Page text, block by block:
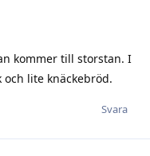
kommer till storstan. I
och lite knäckebröd.
Svara